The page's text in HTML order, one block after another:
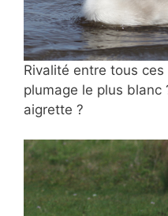
Rivalité entre tous
plumage le plus blanc
aigrette ?